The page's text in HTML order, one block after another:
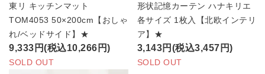
東リ キッチンマット
TOM4053 50×200cm【おしゃ
れ/ベッドサイド】★
9,333円(税込10,266円)
SOLD OUT
形状記憶カーテン ハナキリエ
各サイズ 1枚入【北欧インテリ
ア】★
3,143円(税込3,457円)
SOLD OUT